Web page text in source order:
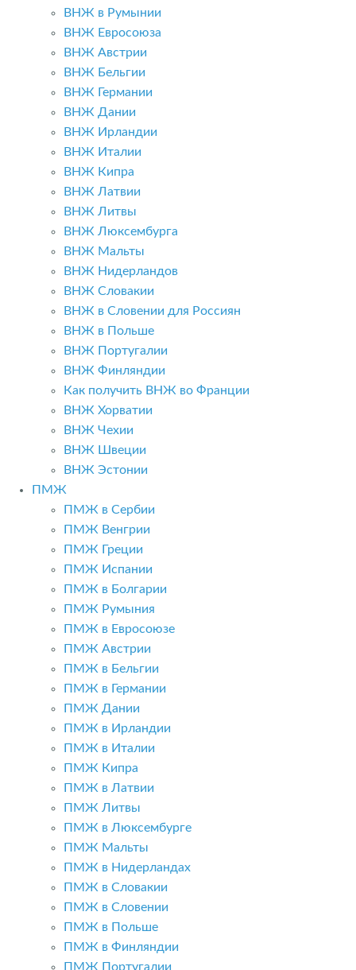
ВНЖ в Румынии
ВНЖ Евросоюза
ВНЖ Австрии
ВНЖ Бельгии
ВНЖ Германии
ВНЖ Дании
ВНЖ Ирландии
ВНЖ Италии
ВНЖ Кипра
ВНЖ Латвии
ВНЖ Литвы
ВНЖ Люксембурга
ВНЖ Мальты
ВНЖ Нидерландов
ВНЖ Словакии
ВНЖ в Словении для Россиян
ВНЖ в Польше
ВНЖ Португалии
ВНЖ Финляндии
Как получить ВНЖ во Франции
ВНЖ Хорватии
ВНЖ Чехии
ВНЖ Швеции
ВНЖ Эстонии
ПМЖ
ПМЖ в Сербии
ПМЖ Венгрии
ПМЖ Греции
ПМЖ Испании
ПМЖ в Болгарии
ПМЖ Румыния
ПМЖ в Евросоюзе
ПМЖ Австрии
ПМЖ в Бельгии
ПМЖ в Германии
ПМЖ Дании
ПМЖ в Ирландии
ПМЖ в Италии
ПМЖ Кипра
ПМЖ в Латвии
ПМЖ Литвы
ПМЖ в Люксембурге
ПМЖ Мальты
ПМЖ в Нидерландах
ПМЖ в Словакии
ПМЖ в Словении
ПМЖ в Польше
ПМЖ в Финляндии
ПМЖ Португалии